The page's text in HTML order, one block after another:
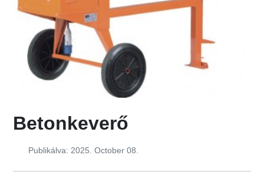
Betonkeverő
Publikálva: 2025. October 08.